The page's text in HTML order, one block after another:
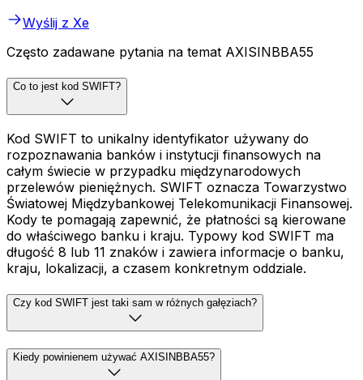
Wyślij z Xe
Często zadawane pytania na temat AXISINBBA55
Co to jest kod SWIFT?
Kod SWIFT to unikalny identyfikator używany do
rozpoznawania banków i instytucji finansowych na
całym świecie w przypadku międzynarodowych
przelewów pieniężnych. SWIFT oznacza Towarzystwo
Światowej Międzybankowej Telekomunikacji Finansowej.
Kody te pomagają zapewnić, że płatności są kierowane
do właściwego banku i kraju. Typowy kod SWIFT ma
długość 8 lub 11 znaków i zawiera informacje o banku,
kraju, lokalizacji, a czasem konkretnym oddziale.
Czy kod SWIFT jest taki sam w różnych gałęziach?
Kiedy powinienem używać AXISINBBA55?